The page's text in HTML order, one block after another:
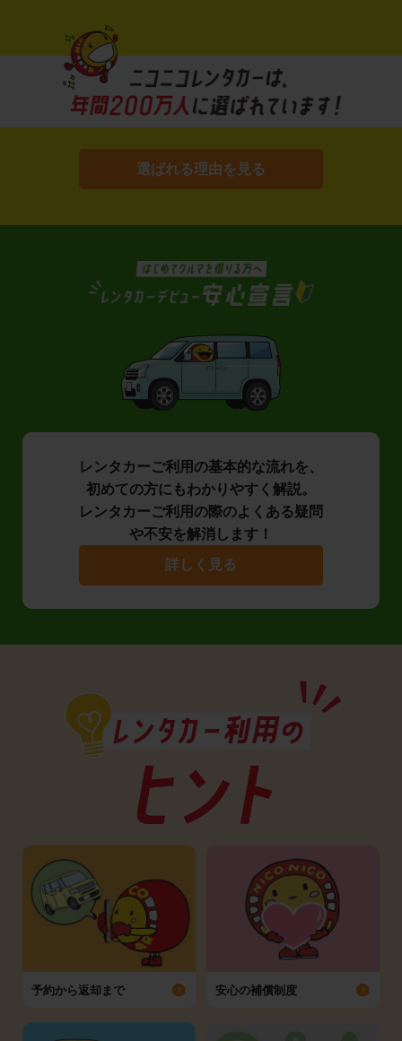
選ばれる理由を見る
レンタカーご利用の基本的な流れを、
初めての方にもわかりやすく解説。
レンタカーご利用の際のよくある疑問
や不安を解消します！
詳しく見る
予約から返却まで 安心の補償制度